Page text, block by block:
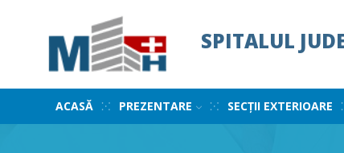
SPITALUL
ACASĂ PREZENTARE SECȚII EXTERIOARE